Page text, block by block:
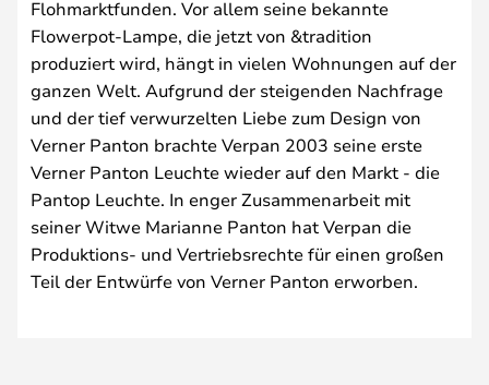
Flohmarktfunden. Vor allem seine bekannte
Flowerpot-Lampe, die jetzt von &tradition
produziert wird, hängt in vielen Wohnungen auf der
ganzen Welt. Aufgrund der steigenden Nachfrage
und der tief verwurzelten Liebe zum Design von
Verner Panton brachte Verpan 2003 seine erste
Verner Panton Leuchte wieder auf den Markt - die
Pantop Leuchte. In enger Zusammenarbeit mit
seiner Witwe Marianne Panton hat Verpan die
Produktions- und Vertriebsrechte für einen großen
Teil der Entwürfe von Verner Panton erworben.